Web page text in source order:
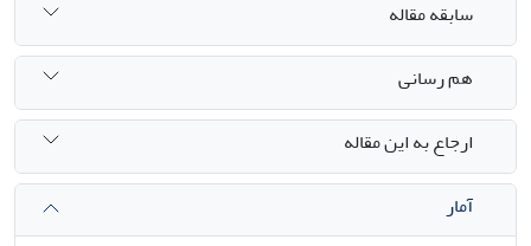
سابقه مقاله
هم رسانی
ارجاع به این مقاله
آمار